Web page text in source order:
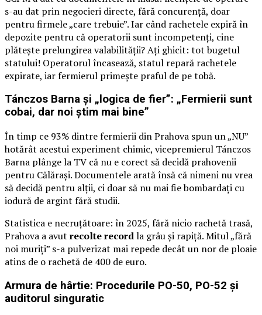
s-au dat prin negocieri directe, fără concurență, doar
pentru firmele „care trebuie”. Iar când rachetele expiră în
depozite pentru că operatorii sunt incompetenți, cine
plătește prelungirea valabilității? Ați ghicit: tot bugetul
statului! Operatorul încasează, statul repară rachetele
expirate, iar fermierul primește praful de pe tobă.
Tánczos Barna și „logica de fier”: „Fermierii sunt
cobai, dar noi știm mai bine”
În timp ce 93% dintre fermierii din Prahova spun un „NU”
hotărât acestui experiment chimic, vicepremierul Tánczos
Barna plânge la TV că nu e corect să decidă prahovenii
pentru Călărași. Documentele arată însă că nimeni nu vrea
să decidă pentru alții, ci doar să nu mai fie bombardați cu
iodură de argint fără studii.
Statistica e necruțătoare: în 2025, fără nicio rachetă trasă,
Prahova a avut recolte recordla grâu și rapiță. Mitul „fără
noi muriți” s-a pulverizat mai repede decât un nor de ploaie
atins de o rachetă de 400 de euro.
Armura de hârtie: Procedurile PO-50, PO-52 și
auditorul singuratic